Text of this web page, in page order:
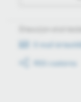
E-mail értesítők
RSS csatorna